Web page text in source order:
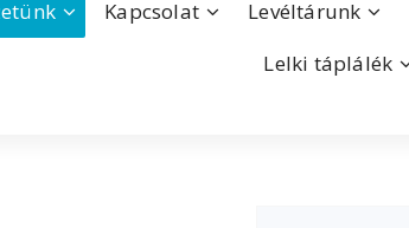
Kapcsolat Levéltárunk
Lelki táplálék